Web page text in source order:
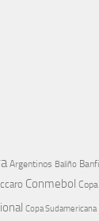
Argentinos Baliño
Conmebol
Copa Sudamericana